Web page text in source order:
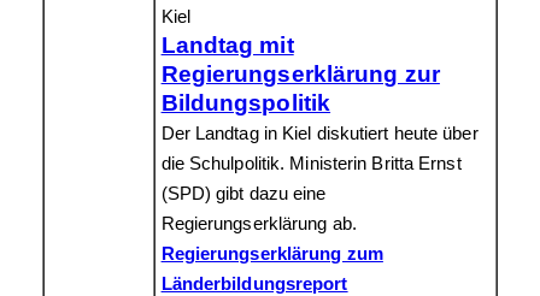
Kiel
Landtag mit
Regierungserklärung zur
Bildungspolitik
Der Landtag in Kiel diskutiert heute über
die Schulpolitik. Ministerin Britta Ernst
(SPD) gibt dazu eine
Regierungserklärung ab.
Regierungserklärung zum
Länderbildungsreport